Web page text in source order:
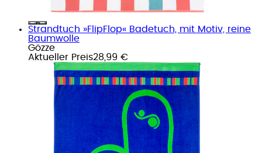
Strandtuch »FlipFlop« Badetuch, mit Motiv, reine
Baumwolle
Gözze
Aktueller Preis28,99 €